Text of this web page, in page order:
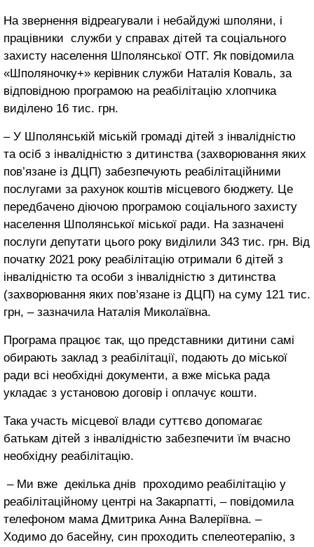
На звернення відреагували і небайдужі шполяни, і
працівники служби у справах дітей та соціального
захисту населення Шполянської ОТГ. Як повідомила
«Шполяночку+» керівник служби Наталія Коваль, за
відповідною програмою на реабілітацію хлопчика
виділено 16 тис. грн.
– У Шполянській міській громаді дітей з інвалідністю
та осіб з інвалідністю з дитинства (захворювання яких
пов’язане із ДЦП) забезпечують реабілітаційними
послугами за рахунок коштів місцевого бюджету. Це
передбачено діючою програмою соціального захисту
населення Шполянської міської ради. На зазначені
послуги депутати цього року виділили 343 тис. грн. Від
початку 2021 року реабілітацію отримали 6 дітей з
інвалідністю та особи з інвалідністю з дитинства
(захворювання яких пов’язане із ДЦП) на суму 121 тис.
грн, – зазначила Наталія Миколаївна.
Програма працює так, що представники дитини самі
обирають заклад з реабілітації, подають до міської
ради всі необхідні документи, а вже міська рада
укладає з установою договір і оплачує кошти.
Така участь місцевої влади суттєво допомагає
батькам дітей з інвалідністю забезпечити їм вчасно
необхідну реабілітацію.
– Ми вже декілька днів проходимо реабілітацію у
реабілітаційному центрі на Закарпатті, – повідомила
телефоном мама Дмитрика Анна Валеріївна. –
Ходимо до басейну, син проходить спелеотерапію, з